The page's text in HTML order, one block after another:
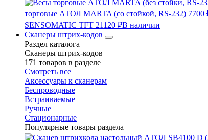
торговые АТОЛ MARTA (со стойкой, RS-232) 7700
SENSOMATIC TFT 21120 ₽В наличии
Сканеры штрих-кодов
Раздел каталога
Сканеры штрих-кодов
171 товаров в разделе
Смотреть все
Аксессуары к сканерам
Беспроводные
Встраиваемые
Ручные
Стационарные
Популярные товары раздела